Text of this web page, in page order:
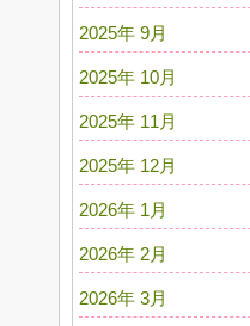
2025年 9月
2025年 10月
2025年 11月
2025年 12月
2026年 1月
2026年 2月
2026年 3月